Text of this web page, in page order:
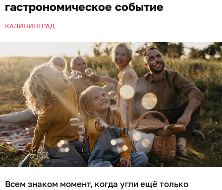
гастрономическое событие
КАЛИНИНГРАД
Всем знаком момент, когда угли ещё только